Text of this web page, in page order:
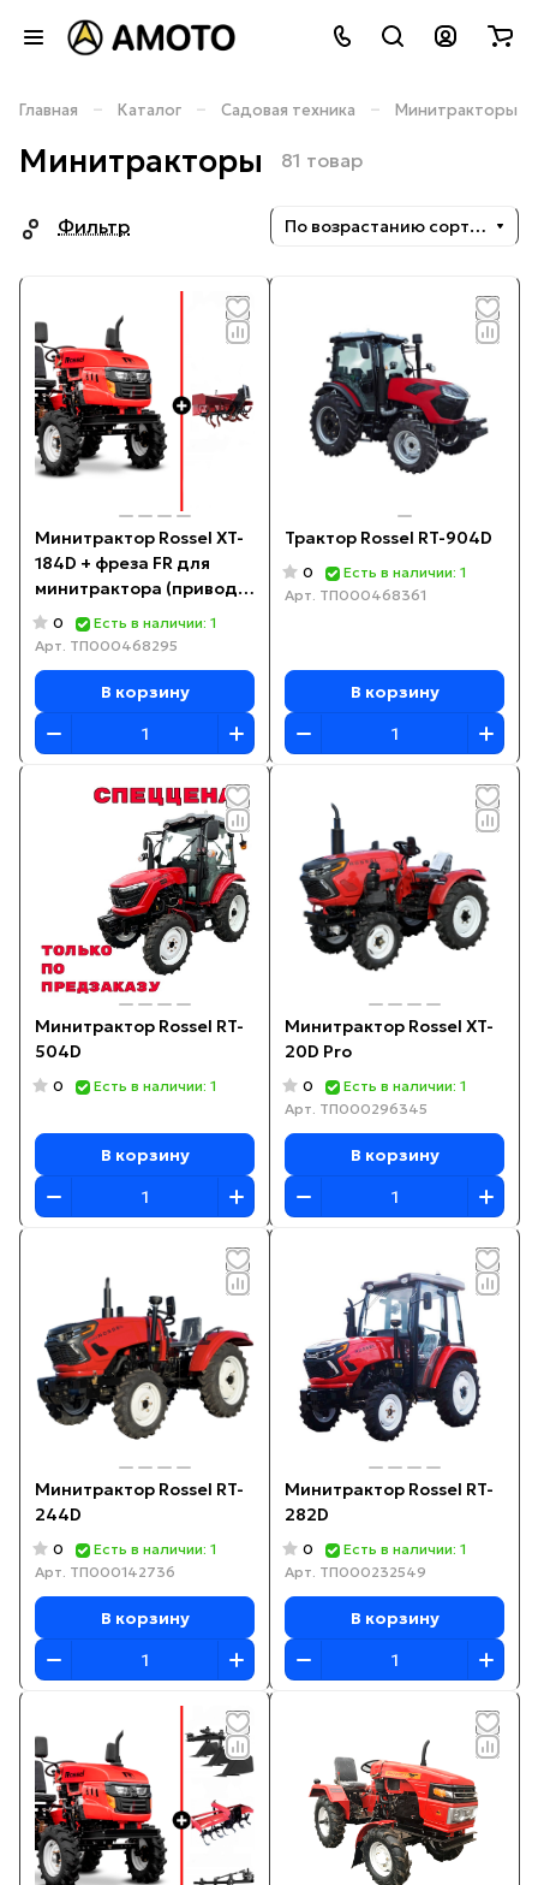
Главная – Каталог – Садовая техника – Минитракторы
Минитракторы 81 товар
Фильтр По возрастанию сортировки
Минитрактор Rossel XT-
184D + фреза FR для
минитрактора (привод
от цепи)
0
Есть в наличии: 1
Арт. ТП000468295
В корзину
Трактор Rossel RT-904D
0
Есть в наличии: 1
Арт. ТП000468361
В корзину
Минитрактор Rossel RT-
504D
0 Есть в наличии: 1
В корзину
Минитрактор Rossel XT-
20D Pro
0
Есть в наличии: 1
Арт. ТП000296345
В корзину
Минитрактор Rossel RT-
244D
0
Есть в наличии: 1
Арт. ТП000142736
В корзину
Минитрактор Rossel RT-
282D
0
Есть в наличии: 1
Арт. ТП000232549
В корзину